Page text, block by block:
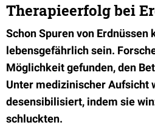
Therapieerfolg bei
Schon Spuren von
lebensgefährlich sein.
Möglichkeit gefunden, den
Unter medizinischer Aufsicht
desensibilisiert, indem sie
schluckten.